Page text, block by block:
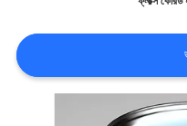
উদ্ধৃতির